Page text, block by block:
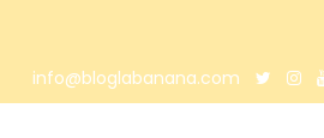
info@bloglabanana.com